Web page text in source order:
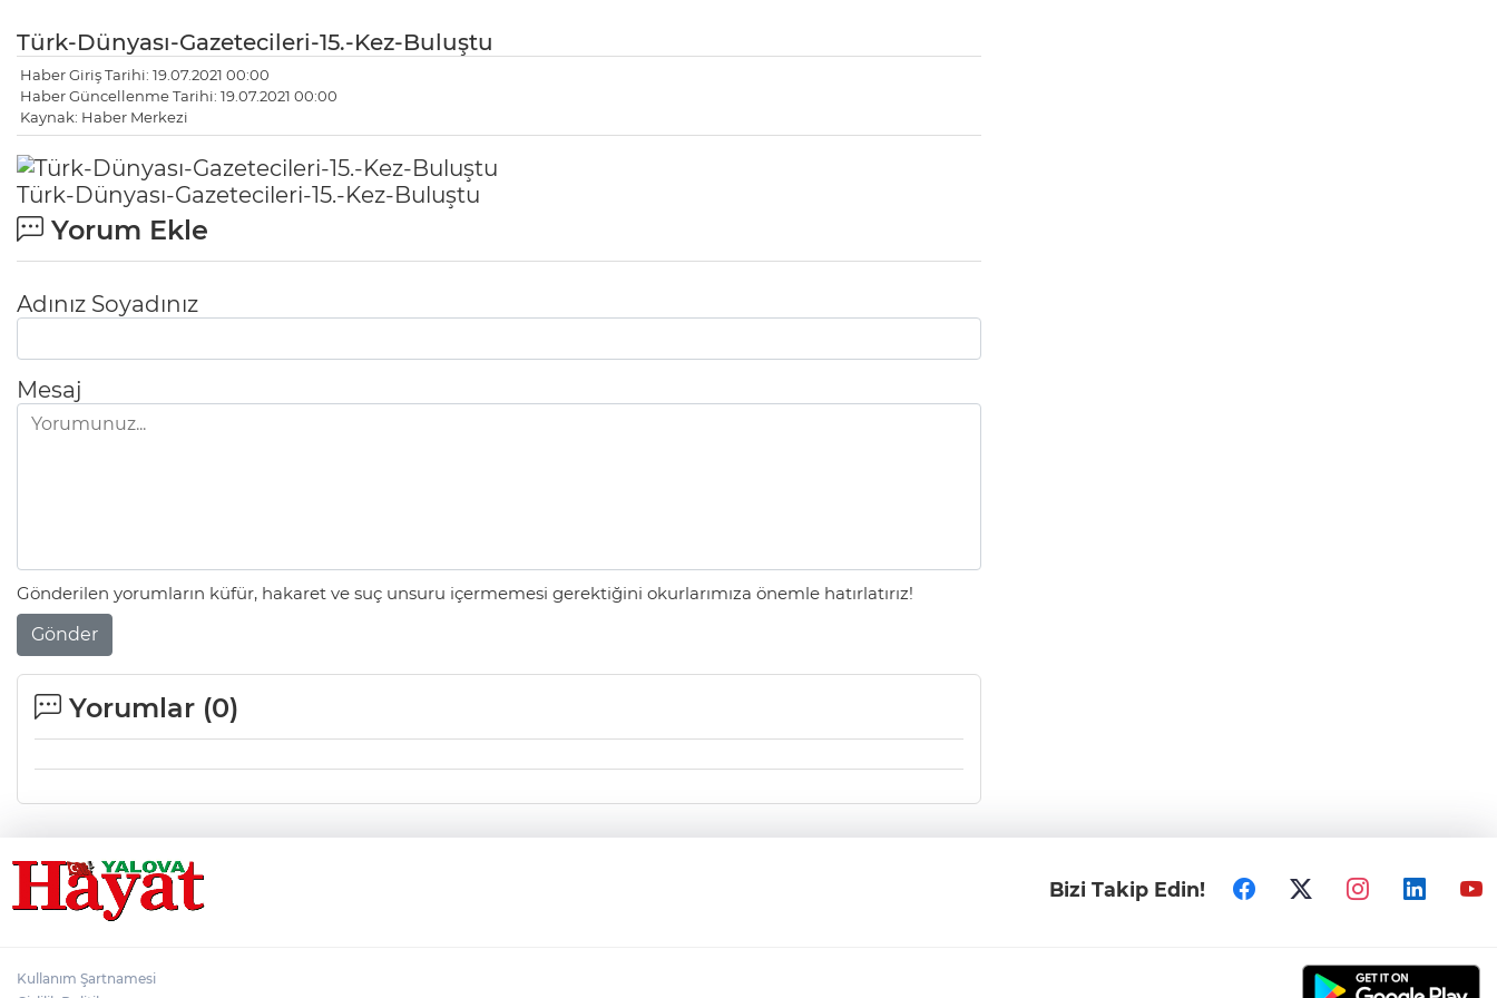
Türk-Dünyası-Gazetecileri-15.-Kez-Buluştu
Haber Giriş Tarihi: 19.07.2021 00:00
Haber Güncellenme Tarihi: 19.07.2021 00:00
Kaynak: Haber Merkezi
Türk-Dünyası-Gazetecileri-15.-Kez-Buluştu
Yorum Ekle
Adınız Soyadınız
Mesaj
Gönderilen yorumların küfür, hakaret ve suç unsuru içermemesi gerektiğini okurlarımıza önemle hatırlatırız!
Gönder
Yorumlar (0)
Bizi Takip Edin!
Kullanım Şartnamesi